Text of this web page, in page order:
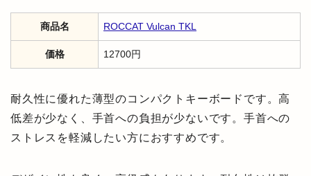
商品名 ROCCAT Vulcan TKL
価格 12700円
耐久性に優れた薄型のコンパクトキーボードです。高
低差が少なく、手首への負担が少ないです。手首への
ストレスを軽減したい方におすすめです。